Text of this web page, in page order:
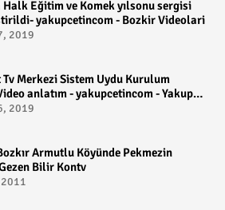
Halk Eğitim ve Komek yılsonu sergisi
yakupcetincom - Bozkir Videolari
2019
Tv Merkezi Sistem Uydu Kurulum
anlatım - yakupcetincom - Yakup
2019
Armutlu Köyünde Pekmezin
Bilir Kontv
2011